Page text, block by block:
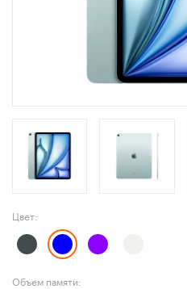
Цвет:
Объем памяти: